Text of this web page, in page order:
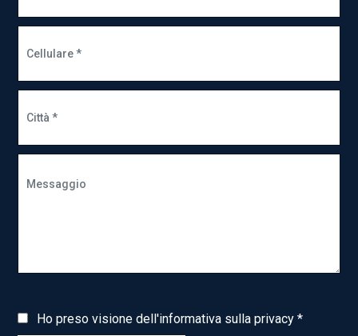
Ho preso visione dell'informativa sulla privacy *